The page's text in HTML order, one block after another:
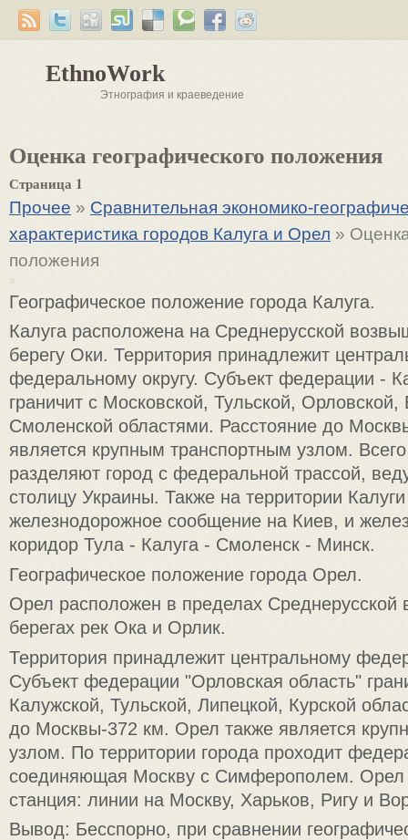
EthnoWork
Этнография и краеведение
Оценка географического положения
Страница 1
Прочее » Сравнительная экономико-
характеристика городов Калуга и Орел »
положения
Географическое положение города Калуга.
Калуга расположена на Среднерусской
берегу Оки. Территория принадлежит
федеральному округу. Субъект федерации -
граничит с Московской, Тульской, Орловской,
Смоленской областями. Расстояние до
является крупным транспортным узлом.
разделяют город с федеральной трассой,
столицу Украины. Также на территории
железнодорожное сообщение на Киев, и
коридор Тула - Калуга - Смоленск - Минск.
Географическое положение города Орел.
Орел расположен в пределах Среднерусской
берегах рек Ока и Орлик.
Территория принадлежит центральному
Субъект федерации "Орловская область"
Калужской, Тульской, Липецкой, Курской
до Москвы-372 км. Орел также является
узлом. По территории города проходит
соединяющая Москву с Симферополем. Орел
станция: линии на Москву, Харьков, Ригу и
Вывод: Бесспорно, при сравнении